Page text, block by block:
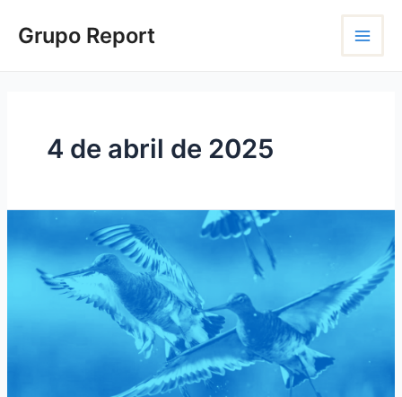
paraGrupo Report
Main
Menu
4 de abril de 2025